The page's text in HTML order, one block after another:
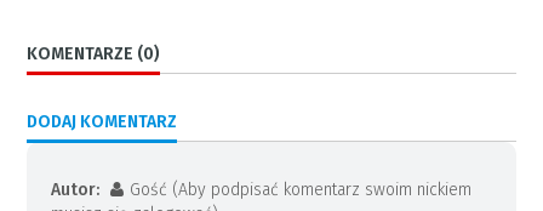
KOMENTARZE (0)
DODAJ KOMENTARZ
Autor:
Gość (Aby podpisać komentarz swoim nickiem